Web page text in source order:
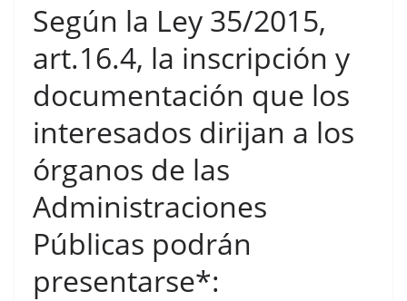
Según la Ley 35/2015,
art.16.4, la inscripción y
documentación que los
interesados dirijan a los
órganos de las
Administraciones
Públicas podrán
presentarse*: